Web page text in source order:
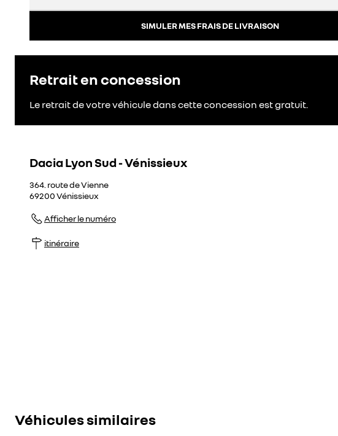
SIMULER MES FRAIS DE LIVRAISON
Retrait en concession
Le retrait de votre véhicule dans cette concession est gratuit.
Dacia Lyon Sud - Vénissieux
364. route de Vienne
69200Vénissieux
Afficher le numéro
itinéraire
Véhicules similaires